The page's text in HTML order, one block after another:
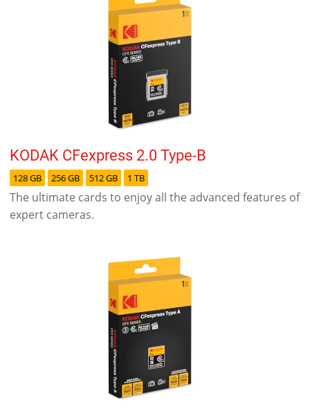
KODAK CFexpress 2.0 Type-B
128 GB 256 GB 512 GB 1 TB
The ultimate cards to enjoy all the advanced features of
expert cameras.